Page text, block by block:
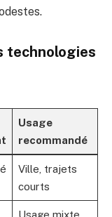
technologies
Usage
recommandé
Ville, trajets
courts
Usage mixte,